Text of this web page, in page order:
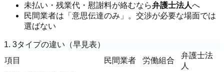
未払い・残業代・慰謝料が絡むなら弁護士法人へ
民間業者は「意思伝達のみ」。交渉が必要な場面では
選ばない
1. 3タイプの違い（早見表）
項目
民間業者 労働組合
弁護士法
人